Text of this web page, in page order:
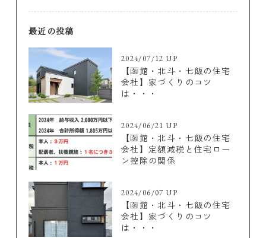
最近の投稿
2024/07/12 UP
【函館・北斗・七飯の住宅
会社】家づくりのコツ
は・・・
2024/06/21 UP
【函館・北斗・七飯の住宅
会社】定額減税と住宅ロー
ン控除の関係
2024/06/07 UP
【函館・北斗・七飯の住宅
会社】家づくりのコツ
は・・・